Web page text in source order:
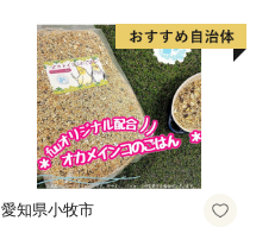
愛知県小牧市